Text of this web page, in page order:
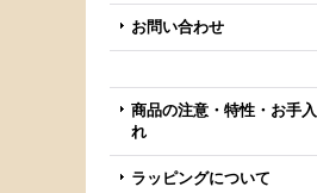
お問い合わせ
商品の注意・特性・お手入
れ
ラッピングについて